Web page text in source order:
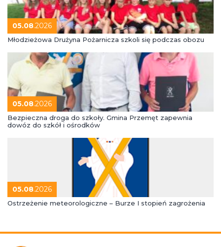
05.08.2026
Młodzieżowa Drużyna Pożarnicza szkoli się podczas obozu
05.08.2026
Bezpieczna droga do szkoły. Gmina Przemęt zapewnia
dowóz do szkół i ośrodków
05.08.2026
Ostrzeżenie meteorologiczne – Burze I stopień zagrożenia